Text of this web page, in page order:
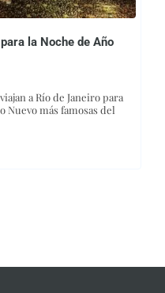
la Noche de Año
a Río de Janeiro para
Nuevo más famosas del